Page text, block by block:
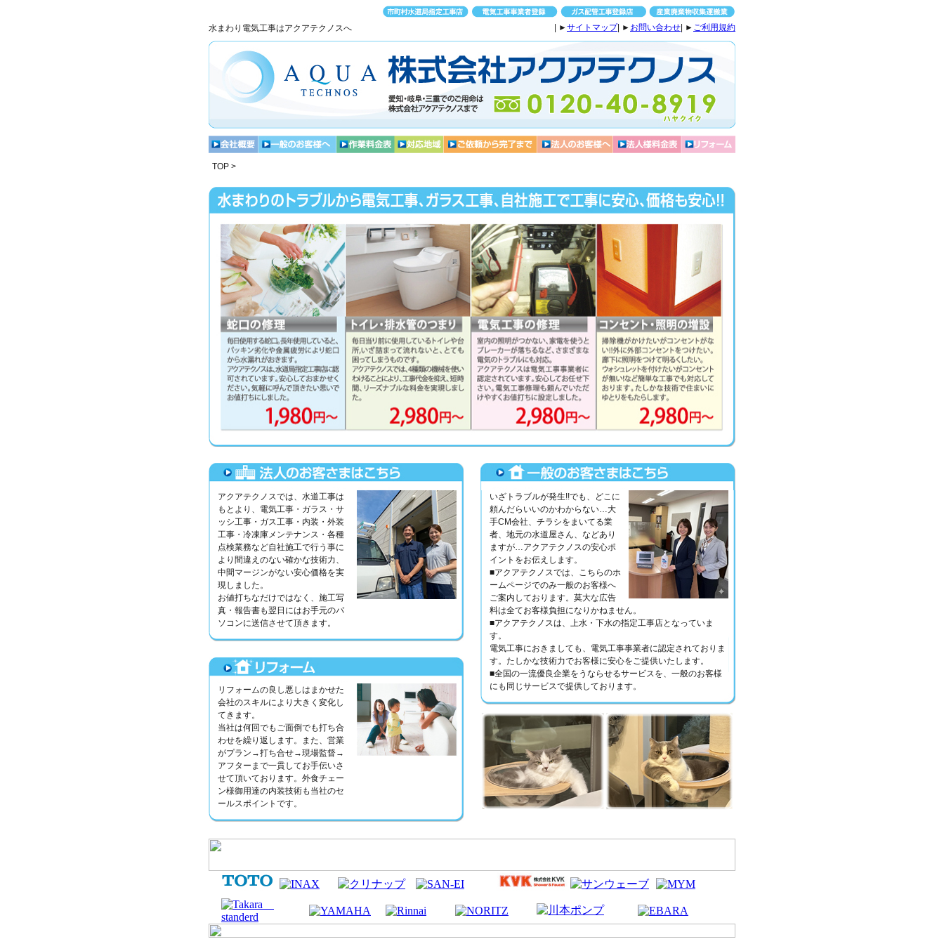
水まわり電気工事はアクアテクノスへ | ►サイトマップ| ► お問い合わせ | ► ご利用規約
TOP >
アクアテクノスでは、水道工事は
もとより、電気工事・ガラス・サ
ッシ工事・ガス工事・内装・外装
工事・冷凍庫メンテナンス・各種
点検業務など自社施工で行う事に
より間違えのない確かな技術力、
中間マージンがない安心価格を実
現しました。
お値打ちなだけではなく、施工写
真・報告書も翌日にはお手元のパ
ソコンに送信させて頂きます。
リフォームの良し悪しはまかせた
会社のスキルにより大きく変化し
てきます。
当社は何回でもご面倒でも打ち合
わせを繰り返します。また、営業
がプラン→打ち合せ→現場監督→
アフターまで一貫してお手伝いさ
せて頂いております。外食チェー
ン様御用達の内装技術も当社のセ
ールスポイントです。
いざトラブルが発生!!でも、どこに
頼んだらいいのかわからない…大
手CM会社、チラシをまいてる業
者、地元の水道屋さん、などあり
ますが…アクアテクノスの安心ポ
イントをお伝えします。
■アクアテクノスでは、こちらのホ
ームページでのみ一般のお客様へ
ご案内しております。莫大な広告
料は全てお客様負担になりかねません。
■アクアテクノスは、上水・下水の指定工事店となっていま
す。
電気工事におきましても、電気工事事業者に認定されておりま
す。たしかな技術力でお客様に安心をご提供いたします。
■全国の一流優良企業をうならせるサービスを、一般のお客様
にも同じサービスで提供しております。